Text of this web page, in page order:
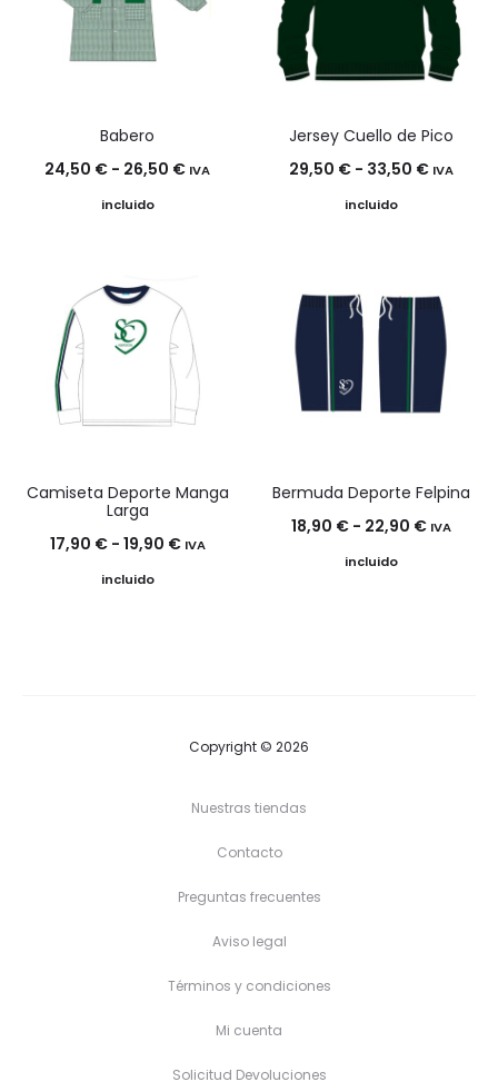
Babero
24,50 € - 26,50 €Rango
hasta
26,50 €
IVA
incluido
Jersey Cuello de Pico
29,50 € - 33,50 €Rango
29,50 €
hasta
33,50 €
IVA
incluido
Camiseta Deporte Manga
Larga
17,90 € - 19,90 €Rango
19,90 €
IVA
incluido
Bermuda Deporte Felpina
18,90 € - 22,90 €Rango
IVA
incluido
Copyright © 2026
Nuestras tiendas
Contacto
Preguntas frecuentes
Aviso legal
Términos y condiciones
Mi cuenta
Solicitud Devoluciones